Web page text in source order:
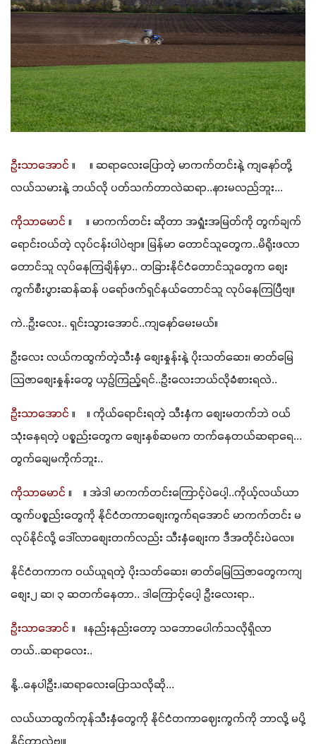
ဦးသာအောင် ။     ။ ဆရာလေးပြောတဲ့ မာကက်တင်းနဲ့ ကျနော်တို့
လယ်သမားနဲ့ ဘယ်လို ပတ်သက်တာလဲဆရာ..နားမလည်ဘူး...
ကိုသာမောင် ။     ။ မာကက်တင်း ဆိုတာ အရှုံးအမြတ်ကို တွက်ချက်
ရောင်းဝယ်တဲ့ လုပ်ငန်းပါပဲဗျာ။ မြန်မာ တောင်သူတွေက..မိရိုးဖလာ
တောင်သူ လုပ်နေကြချိန်မှာ.. တခြားနိုင်ငံတောင်သူတွေက စျေး
ကွက်စီးပွားဆန်ဆန် ပရော်ဖက်ရှင်နယ်တောင်သူ လုပ်နေကြပြီဗျ။
ကဲ..ဦးလေး.. ရှင်းသွားအောင်..ကျနော်မေးမယ်။
ဦးလေး လယ်ကထွက်တဲ့သီးနှံ စျေးနှုန်းနဲ့ ပိုးသတ်ဆေး၊ ဓာတ်မြေ
သြဇာစျေးနှုန်းတွေ ယှဉ်ကြည့်ရင်..ဦးလေးဘယ်လိုခံစားရလဲ..
ဦးသာအောင် ။    ။ ကိုယ်ရောင်းရတဲ့ သီးနှံက စျေးမတက်ဘဲ ဝယ်
သုံးနေရတဲ့ ပစ္စည်းတွေက စျေးနှစ်ဆမက တက်နေတယ်ဆရာရေ...
တွက်ချေမကိုက်ဘူး..
ကိုသာမောင် ။    ။ အဲဒါ မာကက်တင်းကြောင့်ပဲပေါ့..ကိုယ့်လယ်ယာ
ထွက်ပစ္စည်းတွေကို နိုင်ငံတကာစျေးကွက်ရအောင် မာကက်တင်း မ
လုပ်နိုင်လို့ ဒေါ်လာစျေးတက်လည်း သီးနှံစျေးက ဒီအတိုင်းပဲလေ။
နိုင်ငံတကာက ဝယ်ယူရတဲ့ ပိုးသတ်ဆေး၊ ဓာတ်မြေသြဇာတွေကကျ
စျေး၂ ဆ၊ ၃ ဆတက်နေတာ.. ဒါကြောင့်ပေါ့ ဦးလေးရာ..
ဦးသာအောင် ။   ။နည်းနည်းတော့ သဘောပေါက်သလိုရှိလာ
တယ်..ဆရာလေး..
နို့..နေပါဦး.၊ဆရာလေးပြောသလိုဆို...
လယ်ယာထွက်ကုန်သီးနှံတွေကို နိုင်ငံတကာဈေးကွက်ကို ဘာလို့ မပို့